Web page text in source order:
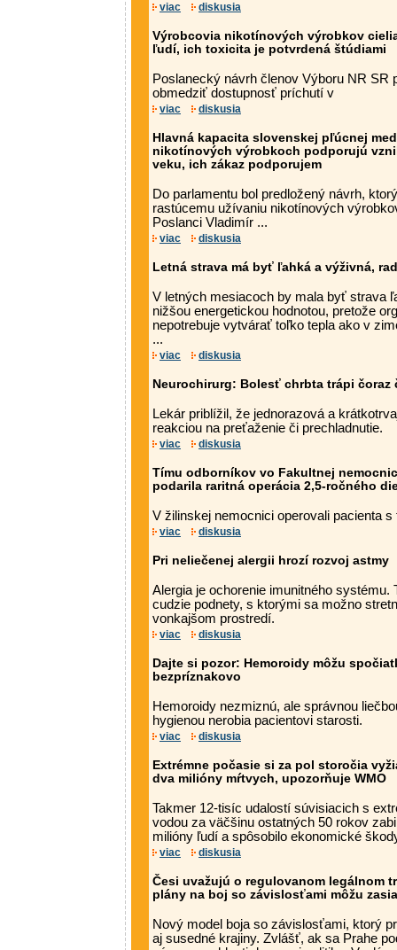
viac diskusia
Výrobcovia nikotínových výrobkov
ľudí, ich toxicita je potvrdená štúdiami
Poslanecký návrh členov Výboru NR SR
obmedziť dostupnosť príchutí v
viac diskusia
Hlavná kapacita slovenskej pľúcnej
nikotínových výrobkoch podporujú
veku, ich zákaz podporujem
Do parlamentu bol predložený návrh,
rastúcemu užívaniu nikotínových
Poslanci Vladimír ...
viac diskusia
Letná strava má byť ľahká a výživná,
V letných mesiacoch by mala byť strava
nižšou energetickou hodnotou, pretože
nepotrebuje vytvárať toľko tepla ako v
...
viac diskusia
Neurochirurg: Bolesť chrbta trápi
Lekár priblížil, že jednorazová a
reakciou na preťaženie či prechladnutie.
viac diskusia
Tímu odborníkov vo Fakultnej
podarila raritná operácia 2,5-ročného
V žilinskej nemocnici operovali pacienta
viac diskusia
Pri neliečenej alergii hrozí rozvoj astmy
Alergia je ochorenie imunitného systému.
cudzie podnety, s ktorými sa možno
vonkajšom prostredí.
viac diskusia
Dajte si pozor: Hemoroidy môžu
bezpríznakovo
Hemoroidy nezmiznú, ale správnou
hygienou nerobia pacientovi starosti.
viac diskusia
Extrémne počasie si za pol storočia
dva milióny mŕtvych, upozorňuje WMO
Takmer 12-tisíc udalostí súvisiacich s
vodou za väčšinu ostatných 50 rokov
milióny ľudí a spôsobilo ekonomické
viac diskusia
Česi uvažujú o regulovanom legálnom
plány na boj so závislosťami môžu
Nový model boja so závislosťami, ktorý
aj susedné krajiny. Zvlášť, ak sa Prahe